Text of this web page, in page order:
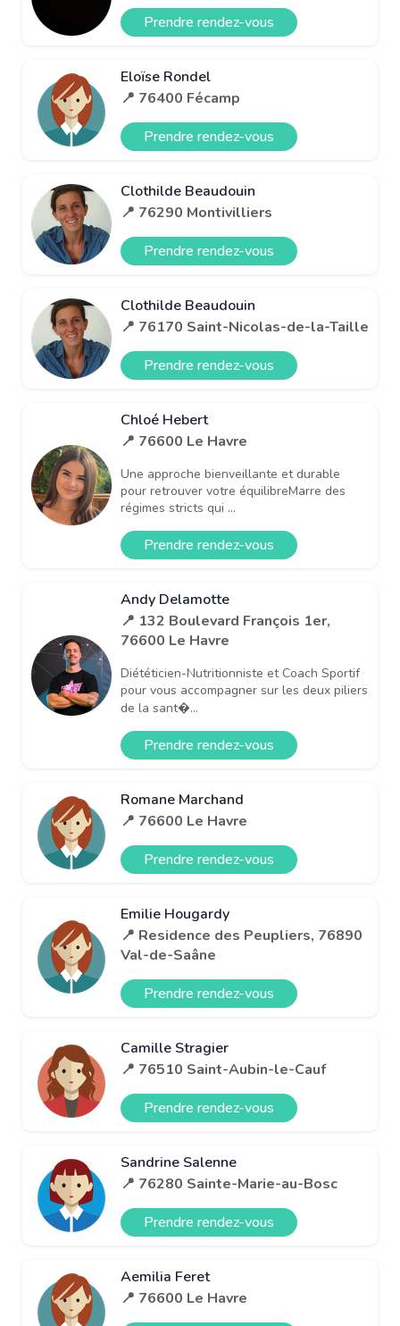
Prendre rendez-vous
Eloïse Rondel
📍 76400 Fécamp
Prendre rendez-vous
Clothilde Beaudouin
📍 76290 Montivilliers
Prendre rendez-vous
Clothilde Beaudouin
📍 76170 Saint-Nicolas-de-la-Taille
Prendre rendez-vous
Chloé Hebert
📍 76600 Le Havre
Une approche bienveillante et durable
pour retrouver votre équilibreMarre des
régimes stricts qui ...
Prendre rendez-vous
Andy Delamotte
📍 132 Boulevard François 1er,
76600 Le Havre
Diététicien-Nutritionniste et Coach Sportif
pour vous accompagner sur les deux piliers
de la sant�...
Prendre rendez-vous
Romane Marchand
📍 76600 Le Havre
Prendre rendez-vous
Emilie Hougardy
📍 Residence des Peupliers, 76890
Val-de-Saâne
Prendre rendez-vous
Camille Stragier
📍 76510 Saint-Aubin-le-Cauf
Prendre rendez-vous
Sandrine Salenne
📍 76280 Sainte-Marie-au-Bosc
Prendre rendez-vous
Aemilia Feret
📍 76600 Le Havre